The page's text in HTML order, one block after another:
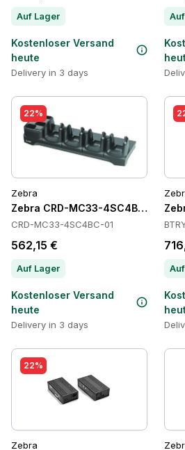
Auf Lager
Kostenloser Versand
heute
Delivery in 3 days
22%
Zebra
Zebra CRD-MC33-4SC4BC-01
CRD-MC33-4SC4BC-01
562,15 €
Auf Lager
Kostenloser Versand
heute
Delivery in 3 days
22%
Zebra